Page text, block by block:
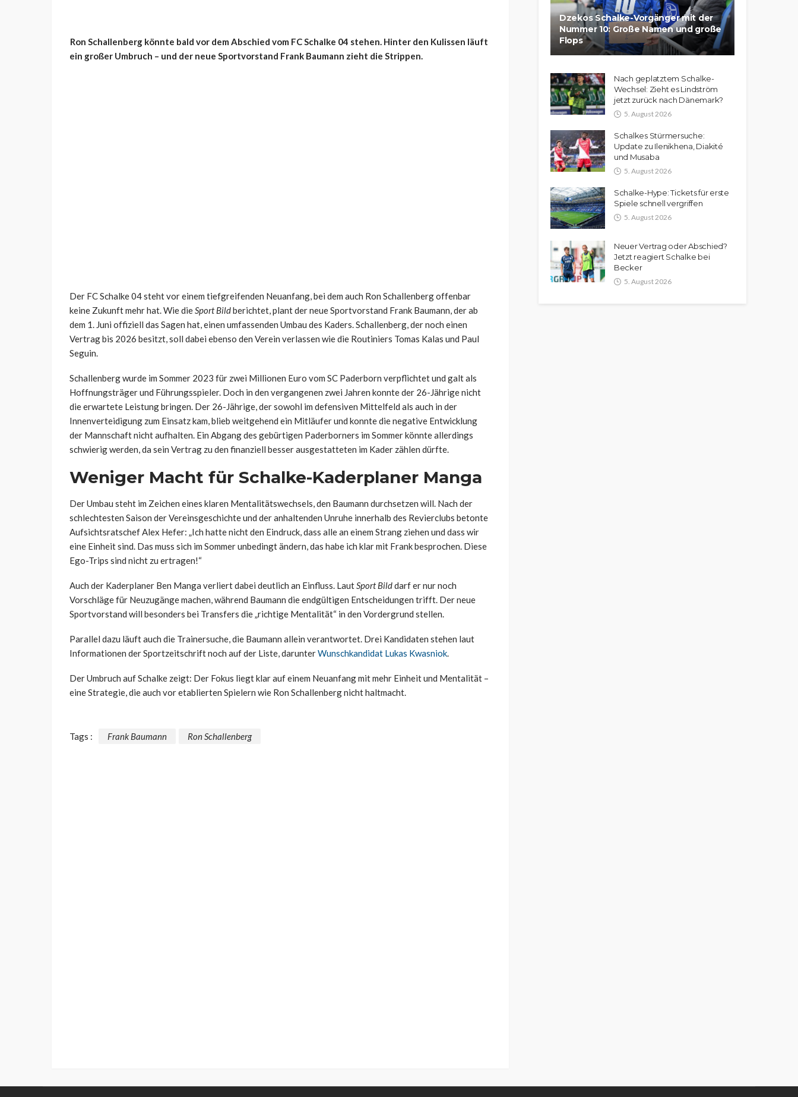
Ron Schallenberg könnte bald vor dem Abschied vom FC Schalke 04 stehen. Hinter den Kulissen läuft
ein großer Umbruch – und der neue Sportvorstand Frank Baumann zieht die Strippen.
Der FC Schalke 04 steht vor einem tiefgreifenden Neuanfang, bei dem auch Ron Schallenberg offenbar
keine Zukunft mehr hat. Wie die Sport Bildberichtet, plant der neue Sportvorstand Frank Baumann, der ab
dem 1. Juni offiziell das Sagen hat, einen umfassenden Umbau des Kaders. Schallenberg, der noch einen
Vertrag bis 2026 besitzt, soll dabei ebenso den Verein verlassen wie die Routiniers Tomas Kalas und Paul
Seguin.
Schallenberg wurde im Sommer 2023 für zwei Millionen Euro vom SC Paderborn verpflichtet und galt als
Hoffnungsträger und Führungsspieler. Doch in den vergangenen zwei Jahren konnte der 26-Jährige nicht
die erwartete Leistung bringen. Der 26-Jährige, der sowohl im defensiven Mittelfeld als auch in der
Innenverteidigung zum Einsatz kam, blieb weitgehend ein Mitläufer und konnte die negative Entwicklung
der Mannschaft nicht aufhalten. Ein Abgang des gebürtigen Paderborners im Sommer könnte allerdings
schwierig werden, da sein Vertrag zu den finanziell besser ausgestatteten im Kader zählen dürfte.
Weniger Macht für Schalke-Kaderplaner Manga
Der Umbau steht im Zeichen eines klaren Mentalitätswechsels, den Baumann durchsetzen will. Nach der
schlechtesten Saison der Vereinsgeschichte und der anhaltenden Unruhe innerhalb des Revierclubs betonte
Aufsichtsratschef Alex Hefer: „Ich hatte nicht den Eindruck, dass alle an einem Strang ziehen und dass wir
eine Einheit sind. Das muss sich im Sommer unbedingt ändern, das habe ich klar mit Frank besprochen. Diese
Ego-Trips sind nicht zu ertragen!“
Auch der Kaderplaner Ben Manga verliert dabei deutlich an Einfluss. Laut Sport Bilddarf er nur noch
Vorschläge für Neuzugänge machen, während Baumann die endgültigen Entscheidungen trifft. Der neue
Sportvorstand will besonders bei Transfers die „richtige Mentalität“ in den Vordergrund stellen.
Parallel dazu läuft auch die Trainersuche, die Baumann allein verantwortet. Drei Kandidaten stehen laut
Informationen der Sportzeitschrift noch auf der Liste, darunterWunschkandidat Lukas Kwasniok
Der Umbruch auf Schalke zeigt: Der Fokus liegt klar auf einem Neuanfang mit mehr Einheit und Mentalität –
eine Strategie, die auch vor etablierten Spielern wie Ron Schallenberg nicht haltmacht.
Tags : Frank Baumann Ron Schallenberg
Dzekos Schalke-Vorgänger mit der
Nummer 10: Große Namen und große
Flops
Nach geplatztem Schalke-
Wechsel: Zieht es Lindström
jetzt zurück nach Dänemark?
5. August 2026
Schalkes Stürmersuche:
Update zu Ilenikhena, Diakité
und Musaba
5. August 2026
Schalke-Hype: Tickets für erste
Spiele schnell vergriffen
5. August 2026
Neuer Vertrag oder Abschied?
Jetzt reagiert Schalke bei
Becker
5. August 2026